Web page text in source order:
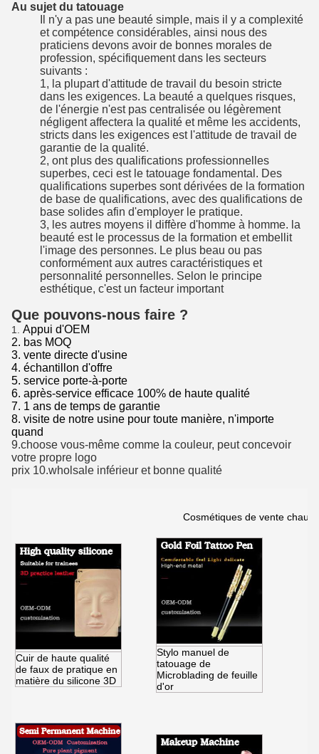
Au sujet du tatouage
Il n'y a pas une beauté simple, mais il y a complexité
et compétence considérables, ainsi nous des
praticiens devons avoir de bonnes morales de
profession, spécifiquement dans les secteurs
suivants :
1, la plupart d'attitude de travail du besoin stricte
dans les exigences. La beauté a quelques risques,
de l'énergie n'est pas centralisée ou légèrement
négligent affectera la qualité et même les accidents,
stricts dans les exigences est l'attitude de travail de
garantie de la qualité.
2, ont plus des qualifications professionnelles
superbes, ceci est le tatouage fondamental. Des
qualifications superbes sont dérivées de la formation
de base de qualifications, avec des qualifications de
base solides afin d'employer le pratique.
3, les autres moyens il diffère d'homme à homme. la
beauté est le processus de la formation et embellit
l'image des personnes. Le plus beau ou pas
conformément aux autres caractéristiques et
personnalité personnelles. Selon le principe
esthétique, c'est un facteur important
Que pouvons-nous faire ?
1. Appui d'OEM
2. bas MOQ
3. vente directe d'usine
4. échantillon d'offre
5. service porte-à-porte
6. après-service efficace 100% de haute qualité
7. 1 ans de temps de garantie
8. visite de notre usine pour toute manière, n'importe
quand
9.choose vous-même comme la couleur, peut concevoir
votre propre logo
prix 10.wholsale inférieur et bonne qualité
Cosmétiques de vente
Cuir de haute qualité
de faux de pratique en
matière du silicone 3D
Stylo manuel de
tatouage de
Microblading de feuille
d'or